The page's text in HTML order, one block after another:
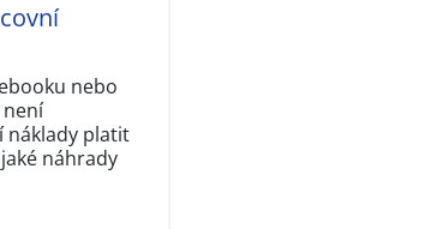
nebo
není
náklady platit
náhrady